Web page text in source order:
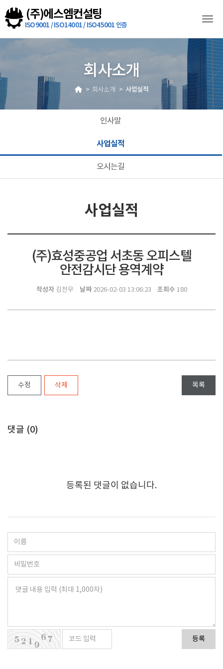
회사소개
회사소개 사업실적
인사말
사업실적
오시는길
사업실적
(주)효성중공업 서초동 오피스텔
안전감시단 용역계약
작성자김전무 날짜2026-02-03 13:06:23 조회수 180
수정 삭제 목록
댓글 (0)
등록된 댓글이 없습니다.
등록